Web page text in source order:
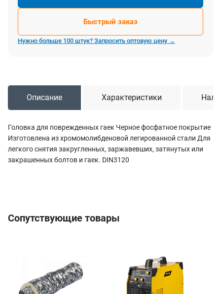
Быстрый заказ
Нужно больше 100 штук? Запросить оптовую цену →
Описание Характеристики
Головка для поврежденных гаек Черное фосфатное покрытие
Изготовлена из хромомолибденовой легированной стали Для
легкого снятия закругленных, заржавевших, затянутых или
закрашенных болтов и гаек. DIN3120
Сопутствующие товары